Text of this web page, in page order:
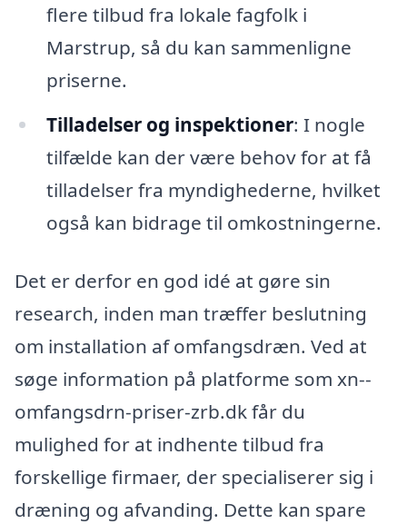
flere tilbud fra lokale fagfolk i
Marstrup, så du kan sammenligne
priserne.
Tilladelser og inspektioner: I nogle
tilfælde kan der være behov for at få
tilladelser fra myndighederne, hvilket
også kan bidrage til omkostningerne.
Det er derfor en god idé at gøre sin
research, inden man træffer beslutning
om installation af omfangsdræn. Ved at
søge information på platforme som xn--
omfangsdrn-priser-zrb.dk får du
mulighed for at indhente tilbud fra
forskellige firmaer, der specialiserer sig i
dræning og afvanding. Dette kan spare